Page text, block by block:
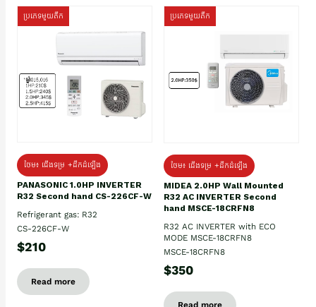
ប្រភេទមួយតឹក
ថែម៖ ជើងទម្រ +ដឹកដំឡើង
PANASONIC 1.0HP INVERTER
R32 Second hand CS-226CF-W
Refrigerant gas: R32
CS-226CF-W
$210
Read more
ប្រភេទមួយតឹក
ថែម៖ ជើងទម្រ +ដឹកដំឡើង
MIDEA 2.0HP Wall Mounted
R32 AC INVERTER Second
hand MSCE-18CRFN8
R32 AC INVERTER with ECO
MODE MSCE-18CRFN8
MSCE-18CRFN8
$350
Read more